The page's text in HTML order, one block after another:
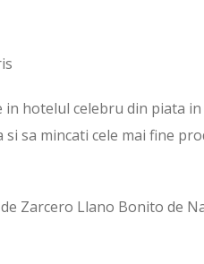
in hotelul celebru din piata
sa mincati cele mai fine
Zarcero Llano Bonito de